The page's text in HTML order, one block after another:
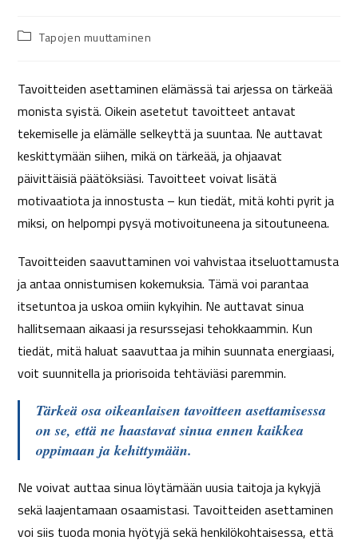
Tapojen muuttaminen
Tavoitteiden asettaminen elämässä tai arjessa on tärkeää
monista syistä. Oikein asetetut tavoitteet antavat
tekemiselle ja elämälle selkeyttä ja suuntaa. Ne auttavat
keskittymään siihen, mikä on tärkeää, ja ohjaavat
päivittäisiä päätöksiäsi. Tavoitteet voivat lisätä
motivaatiota ja innostusta – kun tiedät, mitä kohti pyrit ja
miksi, on helpompi pysyä motivoituneena ja sitoutuneena.
Tavoitteiden saavuttaminen voi vahvistaa itseluottamusta
ja antaa onnistumisen kokemuksia. Tämä voi parantaa
itsetuntoa ja uskoa omiin kykyihin. Ne auttavat sinua
hallitsemaan aikaasi ja resurssejasi tehokkaammin. Kun
tiedät, mitä haluat saavuttaa ja mihin suunnata energiaasi,
voit suunnitella ja priorisoida tehtäviäsi paremmin.
Tärkeä osa oikeanlaisen tavoitteen asettamisessa
on se, että ne haastavat sinua ennen kaikkea
oppimaan ja kehittymään.
Ne voivat auttaa sinua löytämään uusia taitoja ja kykyjä
sekä laajentamaan osaamistasi. Tavoitteiden asettaminen
voi siis tuoda monia hyötyjä sekä henkilökohtaisessa, että